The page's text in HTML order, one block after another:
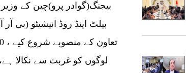
بیجنگ(گوادر پرو)چین کے
لوگوں کو غربت سے نکالا